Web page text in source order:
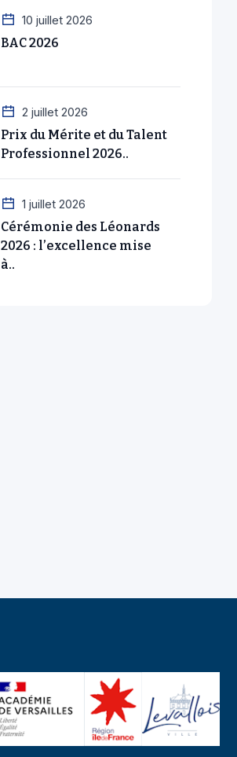
10 juillet 2026
BAC 2026
2 juillet 2026
Prix du Mérite et du Talent
Professionnel 2026..
1 juillet 2026
Cérémonie des Léonards
2026 : l’excellence mise
à..